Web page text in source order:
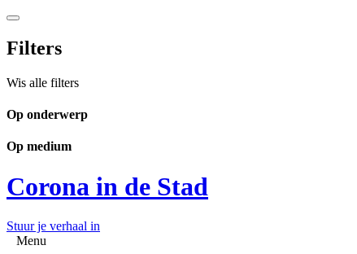
Filters
Wis alle filters
Op onderwerp
Op medium
Corona in de Stad
Stuur je verhaal in
Menu